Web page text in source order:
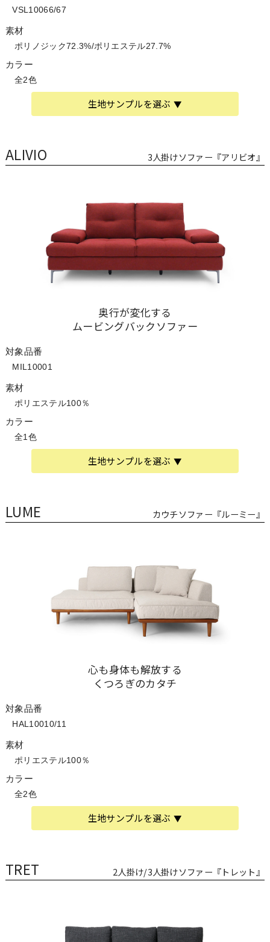
VSL10066/67
素材
ポリノジック72.3%/ポリエステル27.7%
カラー
全2色
生地サンプルを選ぶ
ALIVIO 3人掛けソファー『アリビオ』
奥行が変化する
ムービングバックソファー
対象品番
MIL10001
素材
ポリエステル100％
カラー
全1色
生地サンプルを選ぶ
LUME カウチソファー『ルーミー』
心も身体も解放する
くつろぎのカタチ
対象品番
HAL10010/11
素材
ポリエステル100％
カラー
全2色
生地サンプルを選ぶ
TRET 2人掛け/3人掛けソファー『トレット』